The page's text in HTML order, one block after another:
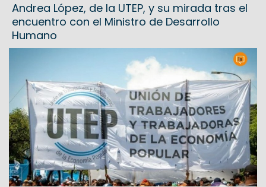
Andrea López, de la UTEP, y su mirada tras el
encuentro con el Ministro de Desarrollo
Humano